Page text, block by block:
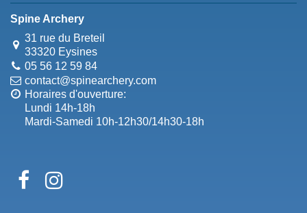
Spine Archery
31 rue du Breteil
33320 Eysines
05 56 12 59 84
contact@spinearchery.com
Horaires d'ouverture:
Lundi 14h-18h
Mardi-Samedi 10h-12h30/14h30-18h